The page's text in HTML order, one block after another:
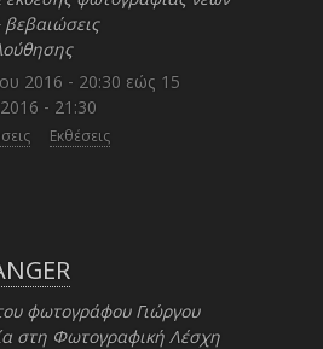
2016 - 20:30 εώς 15
- 21:30
Εκθέσεις
φωτογράφου Γιώργου
στη Φωτογραφική Λέσχη